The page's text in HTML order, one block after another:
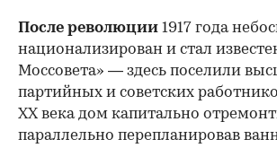
После революции 1917 года
национализирован и стал
Моссовета» — здесь поселили
партийных и советских
ХХ века дом капитально
параллельно перепланировав